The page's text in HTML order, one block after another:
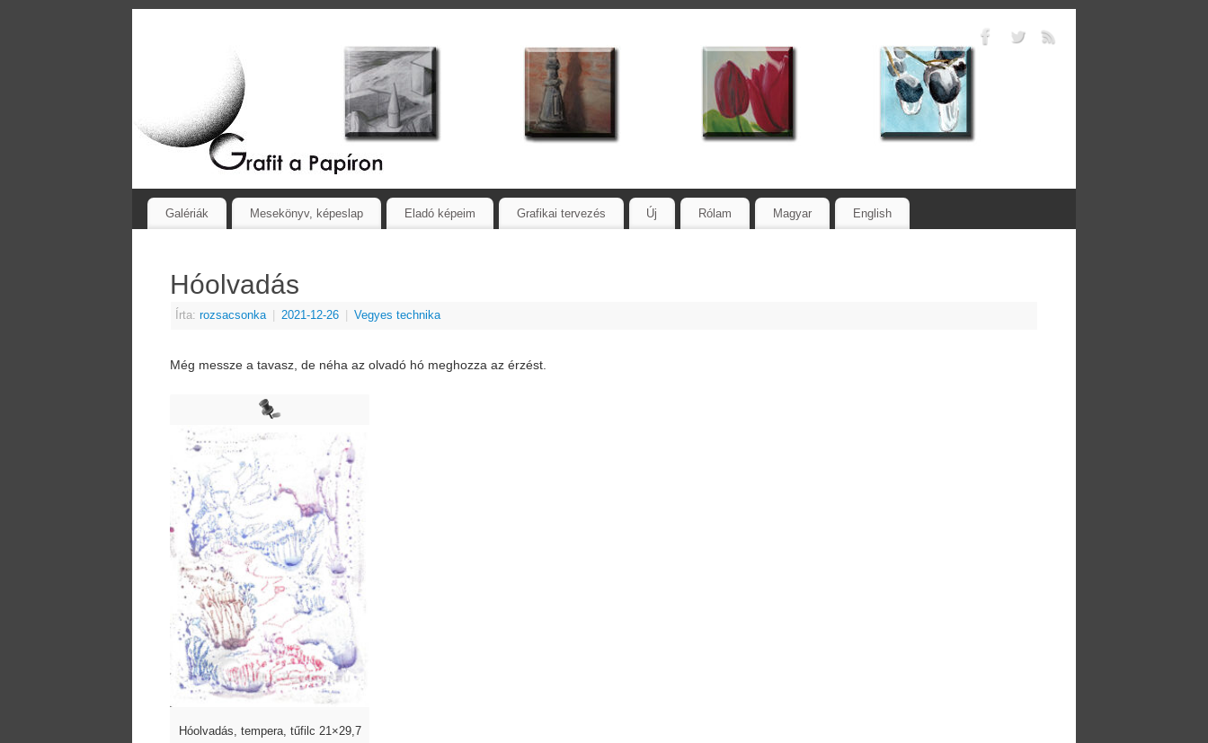
Galériák Mesekönyv, képeslap Eladó képeim Grafikai tervezés Új Rólam Magyar English
Hóolvadás
Írta: rozsacsonka 2021-12-26 Vegyes technika
Még messze a tavasz, de néha az olvadó hó meghozza az érzést.
Hóolvadás, tempera, tűfilc 21×29,7